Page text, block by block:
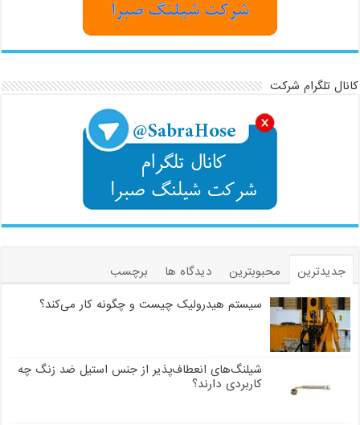
کانال تلگرام شرکت
جدیدترین محبوبترین دیدگاه ها
برچسب
سیستم هیدرولیک چیست و چگونه کار می‌کند؟
شیلنگ‌های انعطاف‌پذیر از جنس استیل ضد زنگ چه
کاربردی دارند؟